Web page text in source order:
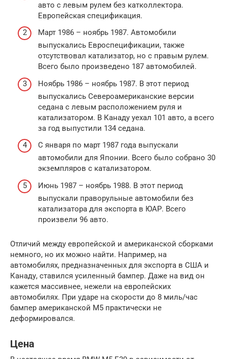
авто с левым рулем без катколлектора.
Европейская спецификация.
Март 1986 – ноябрь 1987. Автомобили
выпускались Евроспецификации, также
отсутствовал катализатор, но с правым рулем.
Всего было произведено 187 автомобилей.
Ноябрь 1986 – ноябрь 1987. В этот период
выпускались Североамериканские версии
седана с левым расположением руля и
катализатором. В Канаду уехал 101 авто, а всего
за год выпустили 134 седана.
С января по март 1987 года выпускали
автомобили для Японии. Всего было собрано 30
экземпляров с катализатором.
Июнь 1987 – ноябрь 1988. В этот период
выпускали праворульные автомобили без
катализатора для экспорта в ЮАР. Всего
произвели 96 авто.
Отличий между европейской и американской сборками
немного, но их можно найти. Например, на
автомобилях, предназначенных для экспорта в США и
Канаду, ставился усиленный бампер. Даже на вид он
кажется массивнее, нежели на европейских
автомобилях. При ударе на скорости до 8 миль/час
бампер американской М5 практически не
деформировался.
Цена